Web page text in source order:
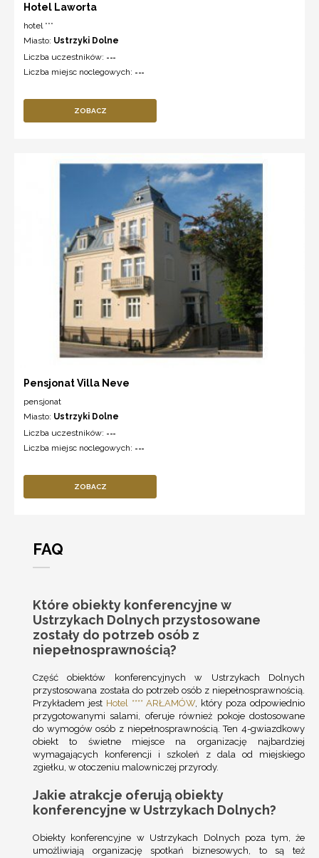
Hotel Laworta
hotel ***
Miasto: Ustrzyki Dolne
Liczba uczestników: ---
Liczba miejsc noclegowych: ---
ZOBACZ
Pensjonat Villa Neve
pensjonat
Miasto: Ustrzyki Dolne
Liczba uczestników: ---
Liczba miejsc noclegowych: ---
ZOBACZ
FAQ
Które obiekty konferencyjne w
Ustrzykach Dolnych przystosowane
zostały do potrzeb osób z
niepełnosprawnością?
Część obiektów konferencyjnych w Ustrzykach Dolnych
przystosowana została do potrzeb osób z niepełnosprawnością.
Przykładem jest Hotel **** ARŁAMÓW, który poza odpowiednio
przygotowanymi salami, oferuje również pokoje dostosowane
do wymogów osób z niepełnosprawnością. Ten 4-gwiazdkowy
obiekt to świetne miejsce na organizację najbardziej
wymagających konferencji i szkoleń z dala od miejskiego
zgiełku, w otoczeniu malowniczej przyrody.
Jakie atrakcje oferują obiekty
konferencyjne w Ustrzykach Dolnych?
Obiekty konferencyjne w Ustrzykach Dolnych poza tym, że
umożliwiają organizację spotkań biznesowych, to są też